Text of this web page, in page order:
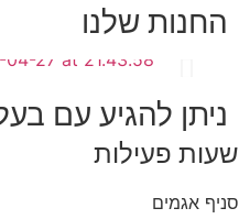
החנות שלנו
ניתן להגיע עם
שעות פעילות
סניף אגמים